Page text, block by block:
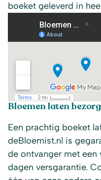
boeket geleverd in
Bloemen laten
Een prachtig boeket
deBloemist.nl is
de ontvanger met
dagen versgarantie.